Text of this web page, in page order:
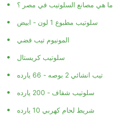
ما هي مصانع السلوتيب في مصر ؟
سلوتيب مطبوع 1 لون - ابيض
المونيوم تيب فضي
سلوتيب كريستال
تيب انشائي 2 بوصه - 66 يارده
سلوتيب شفاف - 200 يارده
شريط لحام كهربي 10 يارده